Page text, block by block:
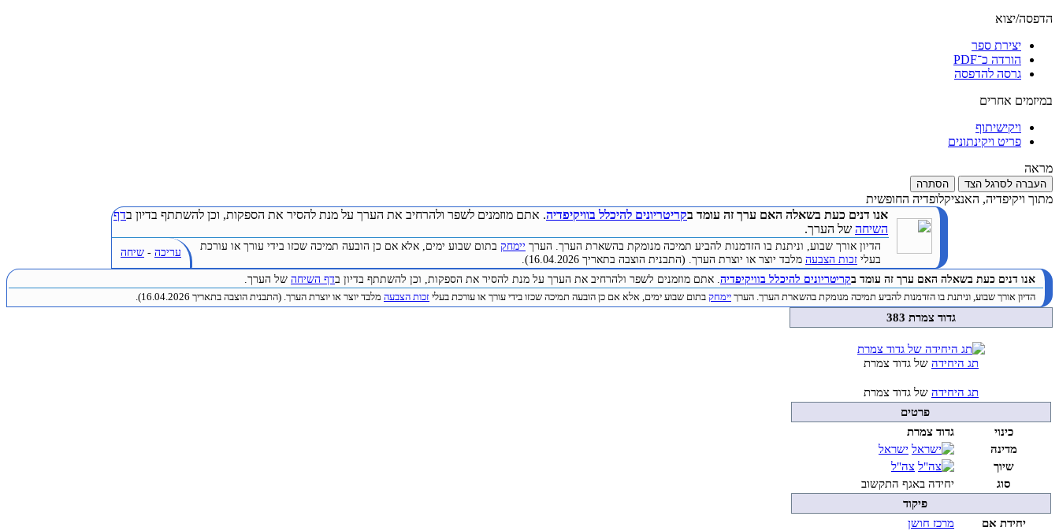
הדפסה/יצוא
יצירת ספר
הורדה כ־PDF
גרסה להדפסה
במיזמים אחרים
ויקישיתוף
פריט ויקינתונים
מראה
העברה לסרגל הצד הסתרה
מתוך ויקיפדיה, האנציקלופדיה החופשית
אנו דנים כעת בשאלה האם ערך זה עומד בקריטריונים להיכלל בוויקיפדיה. אתם מוזמנים לשפר ולהרחיב את הערך על מנת להסיר את הספקות, וכן להשתתף בדיון בדף
השיחה של הערך.
הדיון אורך שבוע, וניתנת בו הזדמנות להביע תמיכה מנומקת בהשארת הערך. הערך יימחק בתום שבוע ימים, אלא אם כן הובעה תמיכה שכזו בידי עורך או עורכת
בעלי זכות הצבעה מלבד יוצר או יוצרת הערך. (התבנית הוצבה בתאריך 16.04.2026).
עריכה - שיחה
אנו דנים כעת בשאלה האם ערך זה עומד בקריטריונים להיכלל בוויקיפדיה. אתם מוזמנים לשפר ולהרחיב את הערך על מנת להסיר את הספקות, וכן להשתתף בדיון בדף השיחה של הערך.
הדיון אורך שבוע, וניתנת בו הזדמנות להביע תמיכה מנומקת בהשארת הערך. הערך יימחק בתום שבוע ימים, אלא אם כן הובעה תמיכה שכזו בידי עורך או עורכת בעלי זכות הצבעה מלבד יוצר או יוצרת הערך. (התבנית הוצבה בתאריך 16.04.2026).
גדוד צמרת 383
תג היחידה של גדוד צמרת
תג היחידה של גדוד צמרת
פרטים
כינוי
גדוד צמרת
מדינה
ישראל
שיוך
צה"ל
סוג
יחידה באגף התקשוב
פיקוד
יחידת אם
מרכז חושן